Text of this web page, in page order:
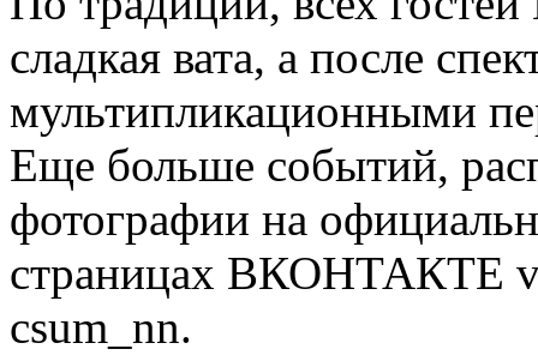
сладкая вата, а после
мультипликационными
Еще больше событий,
фотографии на
страницах ВКОНТАКТЕ
csum_nn.